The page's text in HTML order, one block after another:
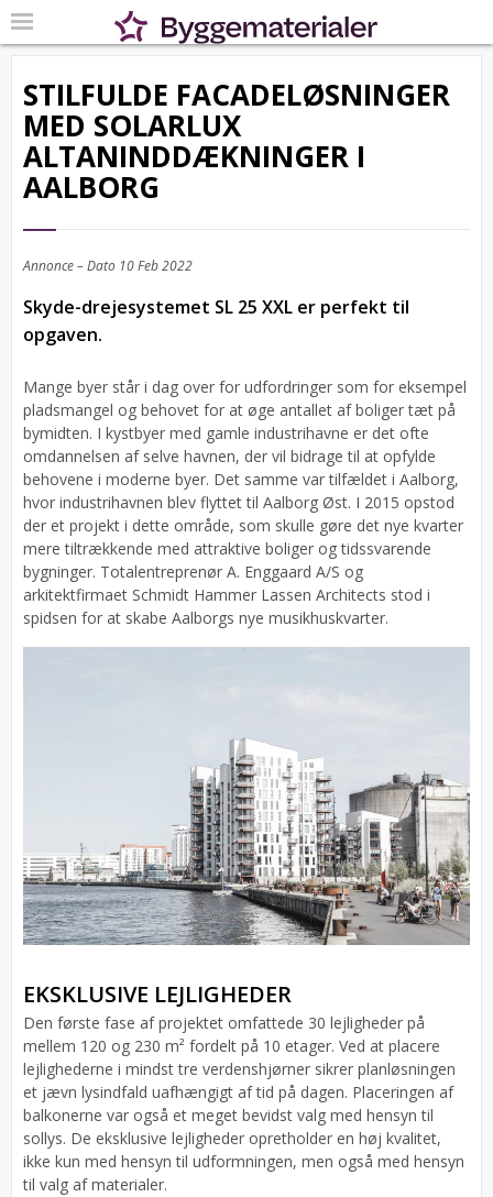
STILFULDE FACADELØSNINGER
MED SOLARLUX
ALTANINDDÆKNINGER I
AALBORG
Annonce – Dato 10 Feb 2022
Skyde-drejesystemet SL 25 XXL er perfekt til
opgaven.
Mange byer står i dag over for udfordringer som for eksempel
pladsmangel og behovet for at øge antallet af boliger tæt på
bymidten. I kystbyer med gamle industrihavne er det ofte
omdannelsen af selve havnen, der vil bidrage til at opfylde
behovene i moderne byer. Det samme var tilfældet i Aalborg,
hvor industrihavnen blev flyttet til Aalborg Øst. I 2015 opstod
der et projekt i dette område, som skulle gøre det nye kvarter
mere tiltrækkende med attraktive boliger og tidssvarende
bygninger. Totalentreprenør A. Enggaard A/S og
arkitektfirmaet Schmidt Hammer Lassen Architects stod i
spidsen for at skabe Aalborgs nye musikhuskvarter.
EKSKLUSIVE LEJLIGHEDER
Den første fase af projektet omfattede 30 lejligheder på
mellem 120 og 230 m² fordelt på 10 etager. Ved at placere
lejlighederne i mindst tre verdenshjørner sikrer planløsningen
et jævn lysindfald uafhængigt af tid på dagen. Placeringen af
balkonerne var også et meget bevidst valg med hensyn til
sollys. De eksklusive lejligheder opretholder en høj kvalitet,
ikke kun med hensyn til udformningen, men også med hensyn
til valg af materialer.